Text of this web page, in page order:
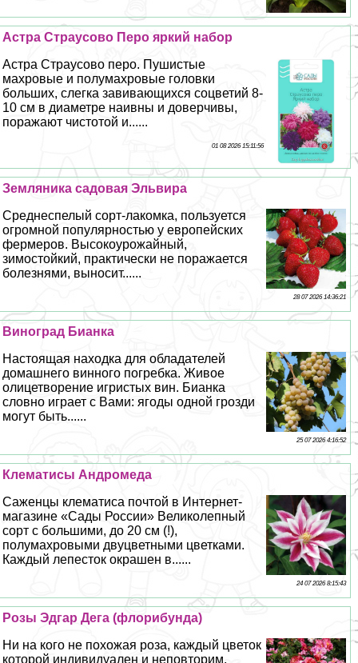
Астра Страусово Перо яркий набор
Астра Страусово перо. Пушистые
махровые и полумахровые головки
больших, слегка завивающихся соцветий 8-
10 см в диаметре наивны и доверчивы,
поражают чистотой и......
01 08 2026 15:11:56
Земляника садовая Эльвира
Среднеспелый сорт-лакомка, пользуется
огромной популярностью у европейских
фермеров. Высокоурожайный,
зимостойкий, пpaктически не поражается
болезнями, выносит......
28 07 2026 14:36:21
Виноград Бианка
Настоящая находка для обладателей
домашнего винного погребка. Живое
олицетворение игристых вин. Бианка
словно играет с Вами: ягоды одной грозди
могут быть......
25 07 2026 4:16:52
Клематисы Андромеда
Саженцы клематиса почтой в Интернет-
магазине «Сады России» Великолепный
сорт с большими, до 20 см (!),
полумахровыми двуцветными цветками.
Каждый лепесток окрашен в......
24 07 2026 8:15:43
Розы Эдгар Дега (флорибунда)
Ни на кого не похожая роза, каждый цветок
которой индивидуален и неповторим.